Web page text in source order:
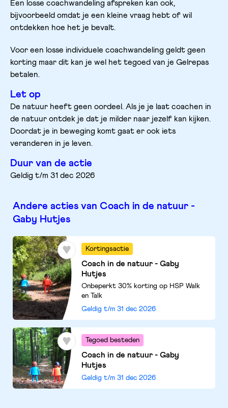
Een losse coachwandeling afspreken kan ook,
bijvoorbeeld omdat je een kleine vraag hebt of wil
ontdekken hoe het je bevalt.
Voor een losse individuele coachwandeling geldt geen
korting maar dit kan je wel het tegoed van je Gelrepas
betalen.
Let op
De natuur heeft geen oordeel. Als je je laat coachen in
de natuur ontdek je dat je milder naar jezelf kan kijken.
Doordat je in beweging komt gaat er ook iets
veranderen in je leven.
Duur van de actie
Geldig t/m 31 dec 2026
Andere acties van Coach in de natuur -
Gaby Hutjes
Kortingsactie
Coach in de natuur - Gaby
Hutjes
Onbeperkt 30% korting op HSP Walk
en Talk
Geldig t/m 31 dec 2026
Tegoed besteden
Coach in de natuur - Gaby
Hutjes
Geldig t/m 31 dec 2026